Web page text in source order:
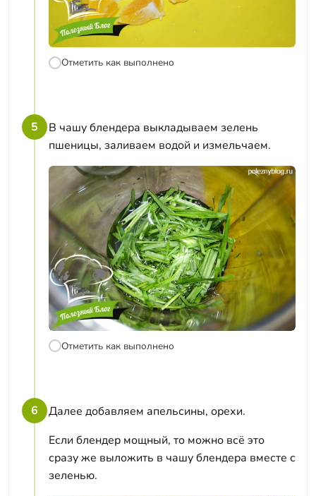
Отметить как выполнено
5
В чашу блендера выкладываем зелень
пшеницы, заливаем водой и измельчаем.
Отметить как выполнено
6
Далее добавляем апельсины, орехи.
Если блендер мощный, то можно всё это
сразу же выложить в чашу блендера вместе с
зеленью.